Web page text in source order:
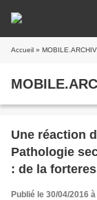
Accueil »
Une réaction
Pathologie
: de la
Baliverna
Publié le 30/04/2016